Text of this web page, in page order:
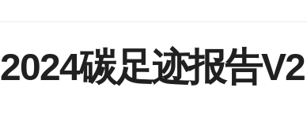
2024碳足迹报告V2